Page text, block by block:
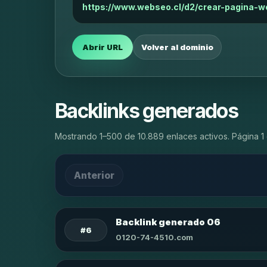
https://www.webseo.cl/d2/crear-pagina-
Abrir URL Volver al dominio
Backlinks generados
Mostrando 1–500 de 10.889 enlaces activos. Página 1
Anterior
#6
Backlink generado 06
0120-74-4510.com